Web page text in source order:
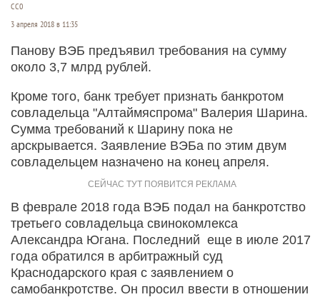
СС0
3 апреля 2018 в 11:35
Панову ВЭБ предъявил требования на сумму
около 3,7 млрд рублей.
Кроме того, банк требует признать банкротом
совладельца "Алтаймяспрома" Валерия Шарина.
Сумма требований к Шарину пока не
арскрывается. Заявление ВЭБа по этим двум
совладельцем назначено на конец апреля.
В феврале 2018 года ВЭБ подал на банкротство
третьего совладельца свинокомлекса
Александра Югана. Последний еще в июле 2017
года обратился в арбитражный суд
Краснодарского края с заявлением о
самобанкротстве. Он просил ввести в отношении